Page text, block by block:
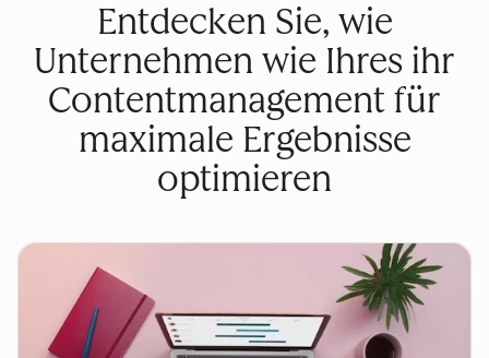
Entdecken Sie, wie
Unternehmen wie Ihres ihr
Contentmanagement für
maximale Ergebnisse
optimieren